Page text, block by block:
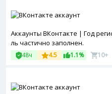
Аккаунты ВКонтакте | Год
ль частично заполнен.
48ч 4.5 1.1% 10+